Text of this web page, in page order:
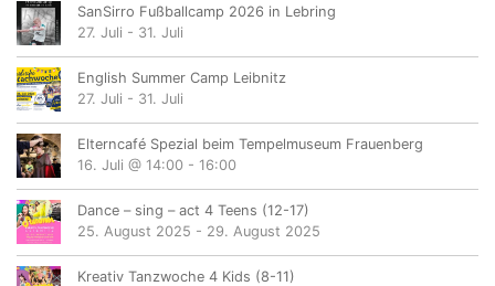
SanSirro Fußballcamp 2026 in Lebring
27. Juli - 31. Juli
English Summer Camp Leibnitz
27. Juli - 31. Juli
Elterncafé Spezial beim Tempelmuseum Frauenberg
16. Juli @ 14:00 - 16:00
Dance – sing – act 4 Teens (12-17)
25. August 2025 - 29. August 2025
Kreativ Tanzwoche 4 Kids (8-11)